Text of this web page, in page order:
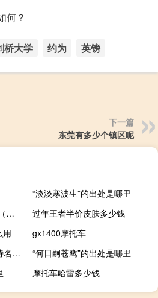
何？
桥大学 约为 英镑
下一篇
东莞有多少个镇区呢
“淡淡寒波生”的出处是哪里
如何在手机上看电视直播（如何在手机上看电视直播?）
过年王者半价皮肤多少钱
用
gx1400摩托车
关于“学习的重要性”的古诗名句有哪些
“何日嗣苍鹰”的出处是哪里
摩托车哈雷多少钱